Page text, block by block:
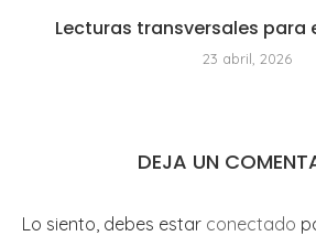
Lecturas transversales para
23 abril, 2026
DEJA UN
Lo siento, debes estar conectado